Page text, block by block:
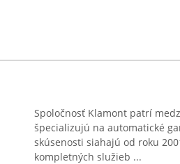
Spoločnosť Klamont patrí
špecializujú na automatické
skúsenosti siahajú od roku
kompletných služieb ...